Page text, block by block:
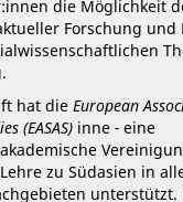
die Möglichkeit
Forschung und
hat die European
(EASAS) inne - eine
zu Südasien in
unterstützt.